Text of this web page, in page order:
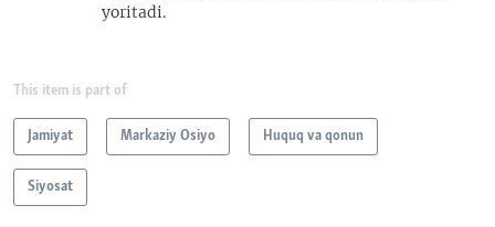
yoritadi.
This item is part of
Jamiyat Markaziy Osiyo Huquq va qonun
Siyosat